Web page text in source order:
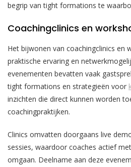
begrip van tight formations te
Coachingclinics en
Het bijwonen van coachingclinics en
praktische ervaring en
evenementen bevatten vaak
tight formations en strategieën voor
inzichten die direct kunnen worden
coachingpraktijken.
Clinics omvatten doorgaans live
sessies, waardoor coaches actief
omgaan. Deelname aan deze